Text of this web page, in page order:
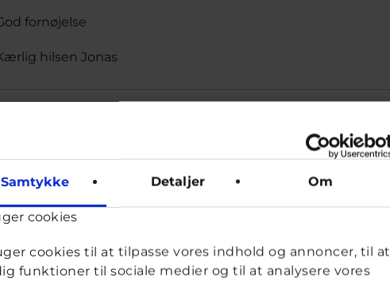
Samtykke Detaljer Om
cookies
cookies til at tilpasse vores indhold og annoncer, til at
funktioner til sociale medier og til at analysere vores
fornøjelse
hilsen Jonas